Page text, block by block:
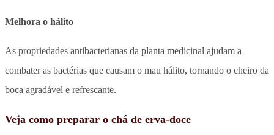
Melhora o hálito
As propriedades antibacterianas da planta medicinal ajudam a
combater as bactérias que causam o mau hálito, tornando o cheiro da
boca agradável e refrescante.
Veja como preparar o chá de erva-doce